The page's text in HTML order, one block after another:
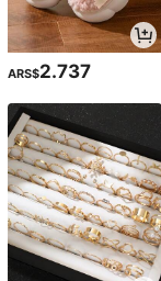
ARS$2.737